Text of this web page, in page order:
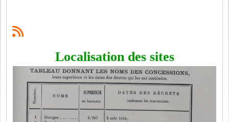
Localisation des sites